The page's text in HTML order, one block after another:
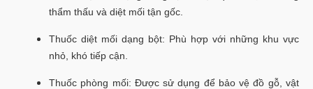
thẩm thấu và diệt mối tận gốc.
Thuốc diệt mối dạng bột: Phù hợp với những khu vực
nhỏ, khó tiếp cận.
Thuốc phòng mối: Được sử dụng để bảo vệ đồ gỗ, vật